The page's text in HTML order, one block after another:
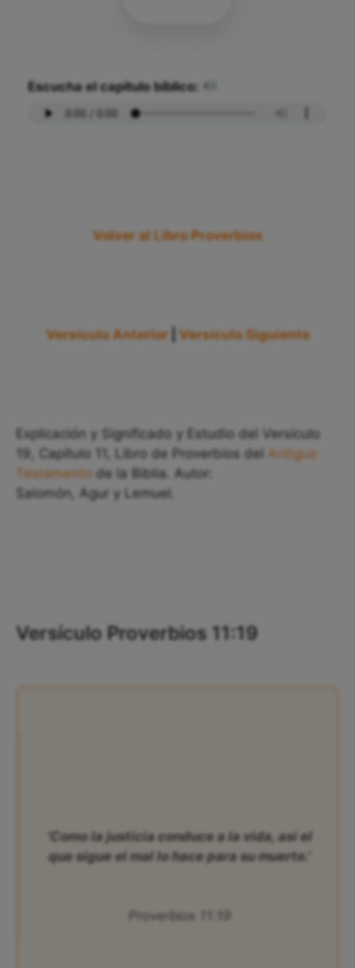
Escucha el capítulo bíblico:
Volver al Libro Proverbios
Versículo Anterior Versículo Siguiente
Explicación y Significado y Estudio del Versículo
19, Capítulo 11, Libro de Proverbios del Antiguo
Testamento de la Biblia. Autor:
Salomón, Agur y Lemuel.
Versículo Proverbios 11:19
‘Como la justicia conduce a la vida, así el
que sigue el mal lo hace para su muerte.’
Proverbios 11:19